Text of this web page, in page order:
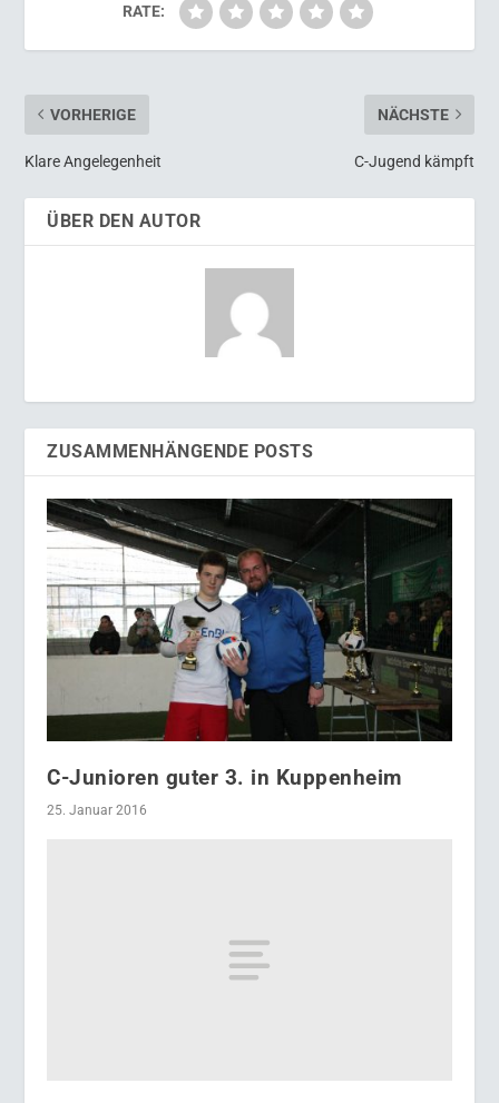
RATE:
VORHERIGE
Klare Angelegenheit
NÄCHSTE
C-Jugend kämpft
ÜBER DEN AUTOR
ZUSAMMENHÄNGENDE POSTS
C-Junioren guter 3. in Kuppenheim
25. Januar 2016